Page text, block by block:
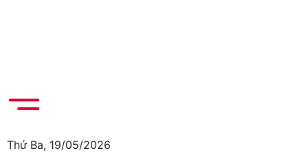
Thứ Ba, 19/05/2026